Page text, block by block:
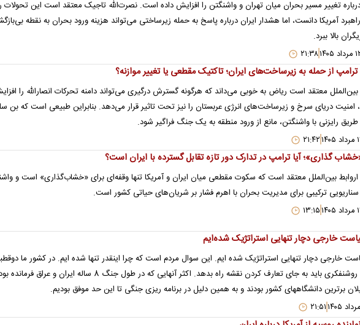
تغییر مسیر بحران میان تهران و واشنگتن را افزایش داده است. نصرت‌الله تاجیک معتقد است این تحولات
آمریکا دانست، اما هشدار ایران درباره پاسخ به حمله زیرساختی می‌تواند هزینه ورود بحران به نقطه
بالا ببرد.
۲۱:۳۸
از حمله به زیرساخت‌های ایران؛ تاکتیک مقطعی یا تغییر موازنه؟
معتقد است ریاض به خوبی می‌داند که هرگونه گسترش درگیری می‌تواند دامنه تحرکات انصارالله را
امنیت دریای سرخ و زیرساخت‌های انرژی عربستان را نیز تحت تاثیر قرار می‌دهد. بنابراین طبیعی است که بن
رایزنی با واشنگتن، مانع از ورود منطقه به یک جنگ فراگیر شود.
۲۱:۴۲
گذاری»؛ آیا ترامپ در تدارک دور تازه تقابل گسترده با ایران است؟
بین‌الملل معتقد است که سکوت مقطعی میان ایران و آمریکا تنها وقفه‌ای برای «خشاب‌گذاری» است و
ترکیبی برای مدیریت بحران با اهرم فشار بر شریان‌های حیاتی کشور است.
۱۳:۱۵
خارجی دچار تنهایی استراتژیک شده‌ایم
خارجی دچار تنهایی استراتژیک شده ایم. این سوال مردم است که چرا اینقدر تنها شده ایم. در کشور ما
شده. جریان روشنفکری باید به جای تعارف کردن نقشه راه بدهد. اکثر آنهایی که در طول جنگ 8 ساله ایران و
برترین دانشگاههای کشور بودند و به همین دلیل در برنامه ریزی جنگی تا این حد موفق بودیم.
۲۱:۵۱